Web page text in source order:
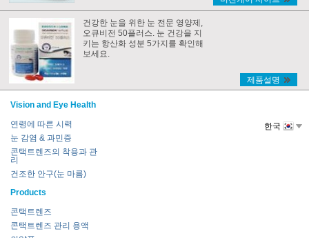
건강한 눈을 위한 눈 전문 영양제,
오큐비전 50플러스. 눈 건강을 지
키는 항산화 성분 5가지를 확인해
보세요.
제품설명
Vision and Eye Health
연령에 따른 시력
눈 감염 & 과민증
콘택트렌즈의 착용과 관
리
건조한 안구(눈 마름)
Products
콘택트렌즈
콘택트렌즈 관리 용액
한국